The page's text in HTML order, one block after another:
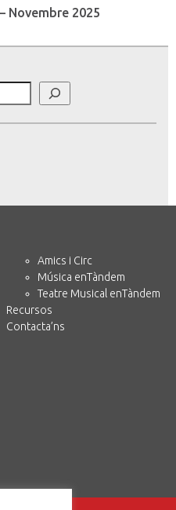
Novembre 2025
Amics i Circ
Música enTàndem
Teatre Musical enTàndem
Recursos
Contacta’ns